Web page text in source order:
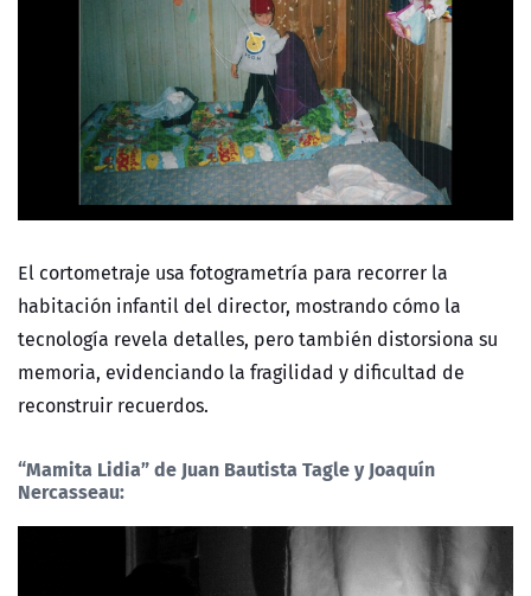
El cortometraje usa fotogrametría para recorrer la
habitación infantil del director, mostrando cómo la
tecnología revela detalles, pero también distorsiona su
memoria, evidenciando la fragilidad y dificultad de
reconstruir recuerdos.
“Mamita Lidia”de Juan Bautista Tagle y Joaquín
Nercasseau: